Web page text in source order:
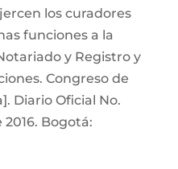
los curadores
funciones a la
y Registro y
Congreso de
Diario Oficial No.
2016. Bogotá: